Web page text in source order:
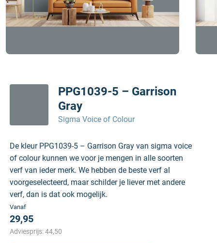
PPG1039-5 – Garrison
Gray
Sigma Voice of Colour
De kleur PPG1039-5 – Garrison Gray van sigma voice
of colour kunnen we voor je mengen in alle soorten
verf van ieder merk. We hebben de beste verf al
voorgeselecteerd, maar schilder je liever met andere
verf, dan is dat ook mogelijk.
Vanaf
29,95
Adviesprijs:44,50